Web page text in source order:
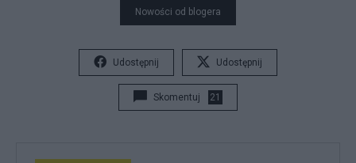
Nowości od blogera
Udostępnij Udostępnij
Skomentuj 21